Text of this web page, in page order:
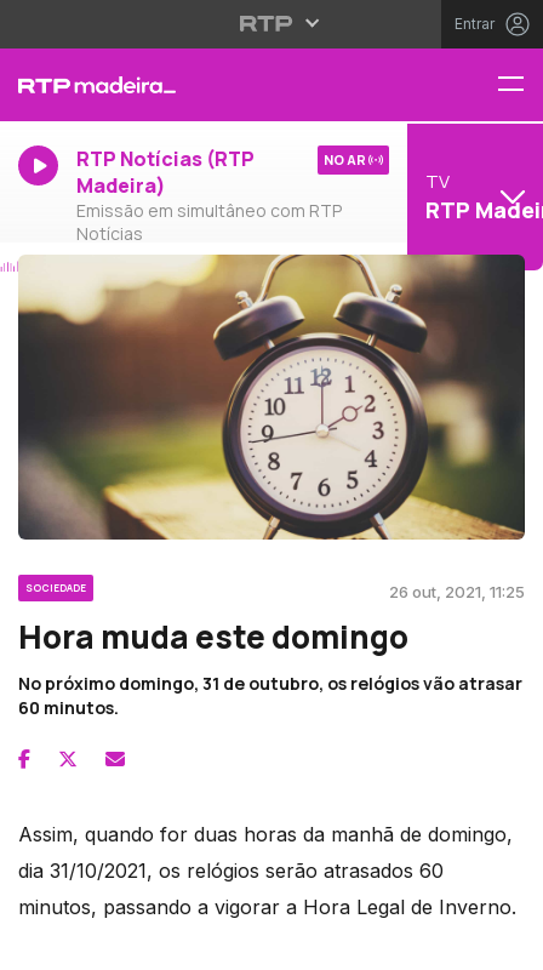
Entrar
RTP Notícias (RTP
Madeira)
Emissão em simultâneo com RTP
Notícias
NO AR
TV
RTP
SOCIEDADE 26 out, 2021, 11:25
Hora muda este domingo
No próximo domingo, 31 de outubro, os relógios vão atrasar
60 minutos.
Assim, quando for duas horas da manhã de domingo,
dia 31/10/2021, os relógios serão atrasados 60
minutos, passando a vigorar a Hora Legal de Inverno.